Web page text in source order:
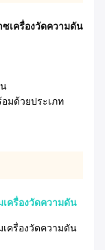
ซเครื่องวัดความดัน
มด้วยประเภท
ครื่องวัดความดัน
ครื่องวัดความดัน